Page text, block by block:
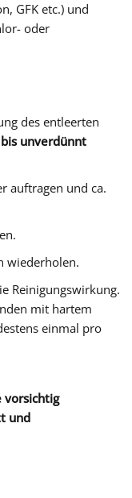
GFK etc.) und
oder
des entleerten
unverdünnt
auftragen und ca.
wiederholen.
Reinigungswirkung.
mit hartem
einmal pro
vorsichtig
und